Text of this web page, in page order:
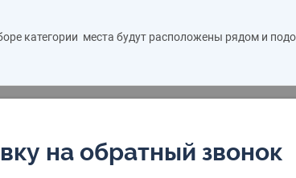
категории места будут расположены рядом и
на обратный звонок